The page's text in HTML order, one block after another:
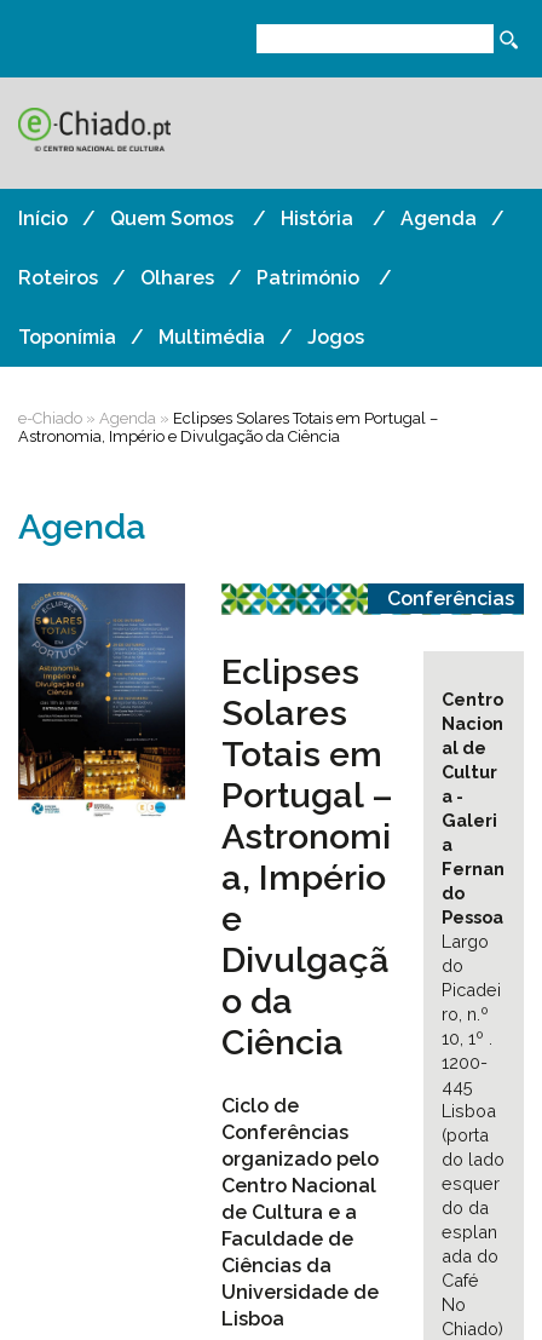
Início Quem Somos História Agenda
Roteiros Olhares Património
Toponímia Multimédia Jogos
e-Chiado » Agenda » Eclipses Solares Totais em Portugal –
Astronomia, Império e Divulgação da Ciência
Agenda
Conferências
Centro
Nacion
al de
Cultur
a -
Galeri
a
Fernan
do
Pessoa
Largo
do
Picadei
ro, n.º
10, 1º .
1200-
445
Lisboa
(porta
do lado
esquer
do da
esplan
ada do
Café
No
Chiado)
Eclipses
Solares
Totais em
Portugal –
Astronomi
a, Império
e
Divulgaçã
o da
Ciência
Ciclo de
Conferências
organizado pelo
Centro Nacional
de Cultura e a
Faculdade de
Ciências da
Universidade de
Lisboa